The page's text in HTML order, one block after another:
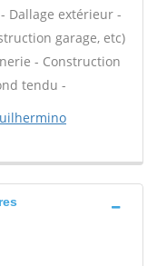
Dallage extérieur -
garage, etc)
- Construction
tendu -